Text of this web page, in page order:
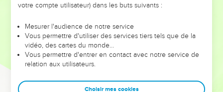
leur foi ou leur vision. Mais on voit moins les doutes, les erreurs
et les saisons difficiles qu'ils ont traversés, alors même que ce
sont elles qui les ont façonnés.
Dans cette conférence, leaders, entrepreneurs, et responsables
clés pour avancer avec plus de sagesse afin que leurs erreurs
votre compte utilisateur) dans les buts suivants :
Mesurer l'audience de notre service
Vous permettre d'utiliser des services tiers tels que de la
vidéo, des cartes du monde…
Vous permettre d'entrer en contact avec notre service de
relation aux utilisateurs.
Choisir mes cookies